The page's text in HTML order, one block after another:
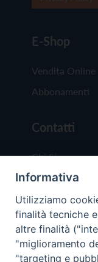
E-Shop
Vendita Online
Abbonamenti
Contatti
Chi Siamo
Redazione
Scrivici
Informativa
Utilizziamo
finalità tecniche
altre finalità
"miglioramento
"targeting e